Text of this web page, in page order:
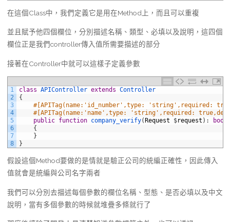
在這個Class中，我們定義它是用在Method上，而且可以重複
並且賦予他四個欄位，分別描述名稱、類型、必填以及說明，這四個
欄位正是我們controller傳入值所需要描述的部分
接著在Controller中就可以這樣子定義參數
1
2
3
4
5
6
7
8
class APIController extends Controller
{
#[APITag(name:'id_number',type: 'string',required:
#[APITag(name:'name',type: 'string',required:
public
function company_verify( Request $request ) :
bool
{
}
}
假設這個Method要做的是情就是驗正公司的統編正確性，因此傳入
值就會是統編與公司名字兩者
我們可以分別去描述每個參數的欄位名稱、型態、是否必填以及中文
說明，當有多個參數的時候就堆疊多條就行了